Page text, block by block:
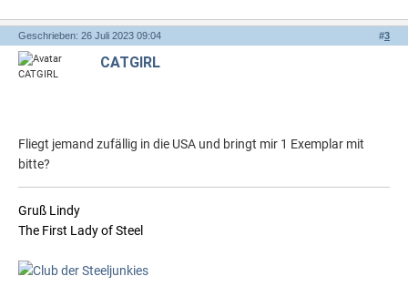
#3
Geschrieben: 26 Juli 2023 09:04
CATGIRL
Fliegt jemand zufällig in die USA und bringt mir 1 Exemplar mit
bitte?
Gruß Lindy
The First Lady of Steel